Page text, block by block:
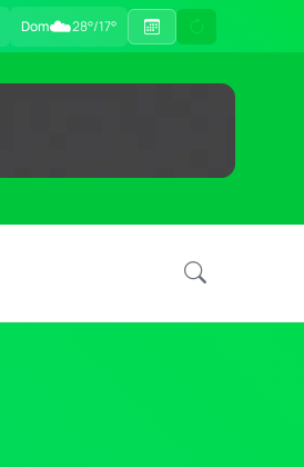
Dom☁️28°/17°